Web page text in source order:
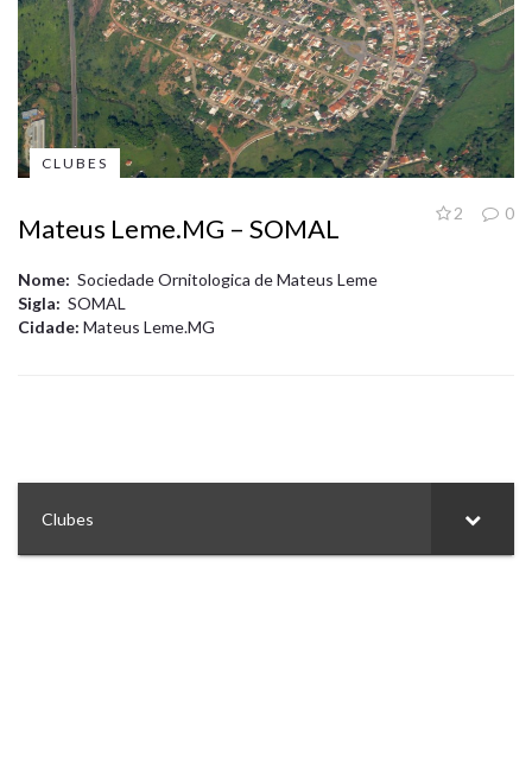
CLUBES
0
2
Mateus Leme.MG – SOMAL
Nome: Sociedade Ornitologica de Mateus Leme
Sigla: SOMAL
Cidade: Mateus Leme.MG
Clubes